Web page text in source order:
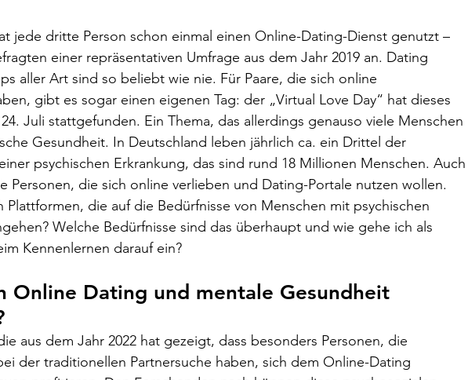
jede dritte Person schon einmal einen Online-Dating-Dienst genutzt –
einer repräsentativen Umfrage aus dem Jahr 2019 an. Dating
aller Art sind so beliebt wie nie. Für Paare, die sich online
gibt es sogar einen eigenen Tag: der „Virtual Love Day“ hat dieses
Juli stattgefunden. Ein Thema, das allerdings genauso viele Menschen
Gesundheit. In Deutschland leben jährlich ca. ein Drittel der
psychischen Erkrankung, das sind rund 18 Millionen Menschen. Auch
Personen, die sich online verlieben und Dating-Portale nutzen wollen.
Plattformen, die auf die Bedürfnisse von Menschen mit psychischen
Welche Bedürfnisse sind das überhaupt und wie gehe ich als
Kennenlernen darauf ein?
Online Dating und mentale Gesundheit
aus dem Jahr 2022 hat gezeigt, dass besonders Personen, die
der traditionellen Partnersuche haben, sich dem Online-Dating